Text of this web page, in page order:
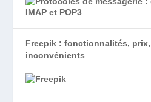
Freepik : fonctionnalités,
inconvénients